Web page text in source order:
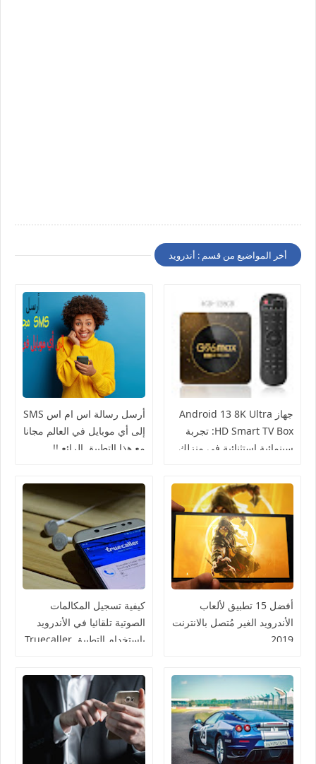
أخر المواضيع من قسم : أندرويد
جهاز Android 13 8K Ultra
HD Smart TV Box: تجربة
سينمائية استثنائية في منزلك
أرسل رسالة اس ام اس SMS
إلى أي موبايل في العالم مجانا
مع هذا التطبيق الرائع !!
أفضل 15 تطبيق لألعاب
الأندرويد الغير مُتصل بالانترنت
2019
كيفية تسجيل المكالمات
الصوتية تلقائيا في الأندرويد
باستخدام التطبيق Truecaller